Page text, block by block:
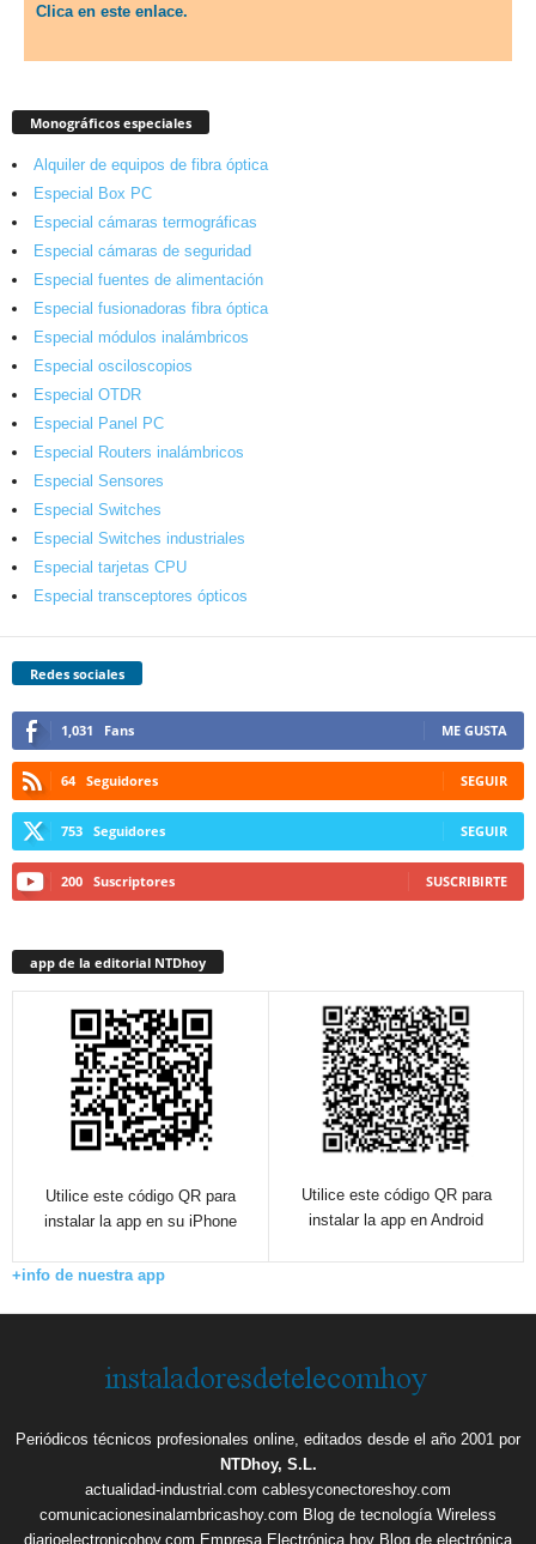
Clica en este enlace.
Monográficos especiales
Alquiler de equipos de fibra óptica
Especial Box PC
Especial cámaras termográficas
Especial cámaras de seguridad
Especial fuentes de alimentación
Especial fusionadoras fibra óptica
Especial módulos inalámbricos
Especial osciloscopios
Especial OTDR
Especial Panel PC
Especial Routers inalámbricos
Especial Sensores
Especial Switches
Especial Switches industriales
Especial tarjetas CPU
Especial transceptores ópticos
Redes sociales
1,031 Fans ME GUSTA
64 Seguidores SEGUIR
753 Seguidores SEGUIR
200 Suscriptores SUSCRIBIRTE
app de la editorial NTDhoy
Utilice este código QR para
instalar la app en su iPhone
Utilice este código QR para
instalar la app en Android
+info de nuestra app
Periódicos técnicos profesionales online, editados desde el año 2001 por
NTDhoy, S.L.
actualidad-industrial.com cablesyconectoreshoy.com
comunicacionesinalambricashoy.com Blog de tecnología Wireless
diarioelectronicohoy.com Empresa Electrónica hoy Blog de electrónica